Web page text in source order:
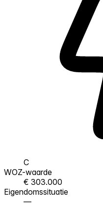
C
WOZ-waarde
€ 303.000
Eigendomssituatie
—